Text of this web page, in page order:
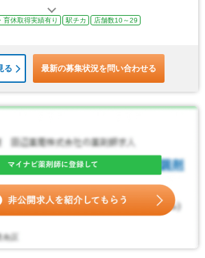
育休取得実績有り 駅チカ
店舗数10～29
る 最新の募集状況を問い合わせる